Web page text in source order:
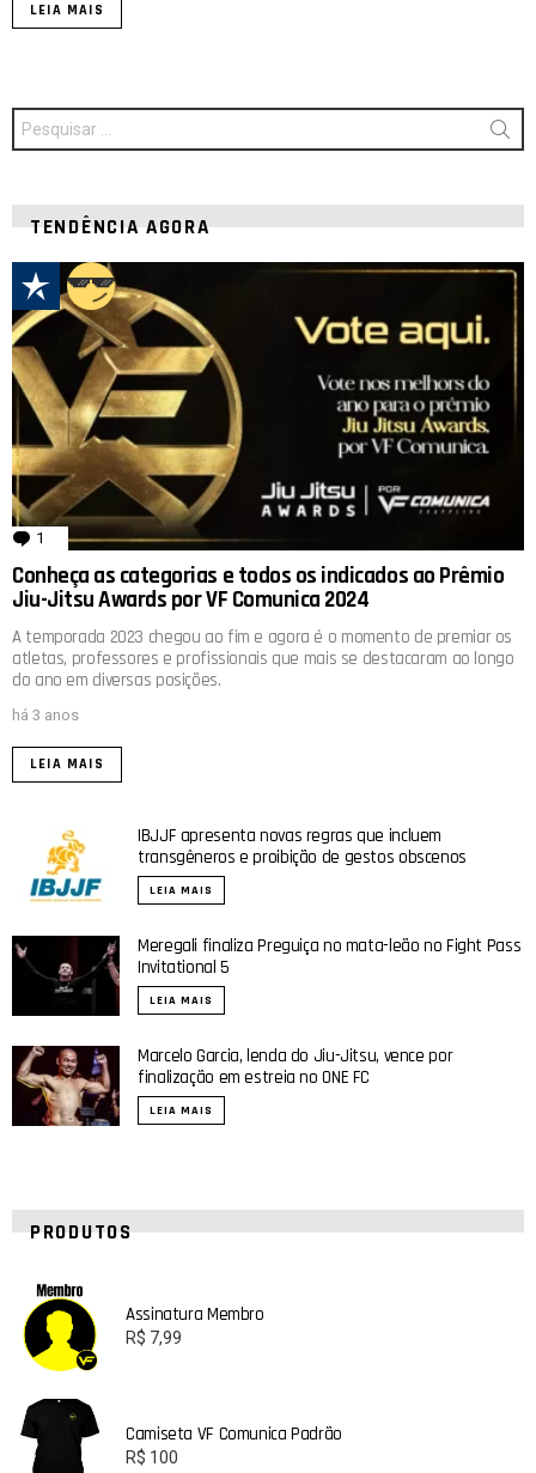
LEIA MAIS
Procurar
por:
TENDÊNCIA AGORA
1 comentário
Conheça as categorias e todos os indicados ao Prêmio
Jiu-Jitsu Awards por VF Comunica 2024
A temporada 2023 chegou ao fim e agora é o momento de premiar os
atletas, professores e profissionais que mais se destacaram ao longo
do ano em diversas posições.
há 3 anos
LEIA MAIS
IBJJF apresenta novas regras que incluem
transgêneros e proibição de gestos obscenos
LEIA MAIS
Meregali finaliza Preguiça no mata-leão no Fight Pass
Invitational 5
LEIA MAIS
Marcelo Garcia, lenda do Jiu-Jitsu, vence por
finalização em estreia no ONE FC
LEIA MAIS
PRODUTOS
Assinatura Membro
R$ 7,99
Camiseta VF Comunica Padrão
R$ 100